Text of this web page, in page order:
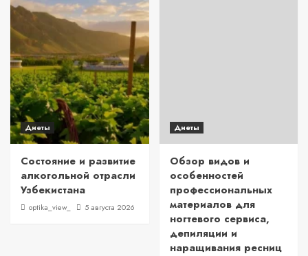
Диеты
Состояние и развитие
алкогольной отрасли
Узбекистана
optika_view_ 5 августа 2026
Диеты
Обзор видов и
особенностей
профессиональных
материалов для
ногтевого сервиса,
депиляции и
наращивания ресниц